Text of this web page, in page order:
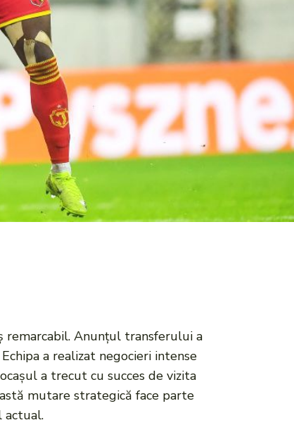
remarcabil. Anunțul transferului a
a realizat negocieri intense
a trecut cu succes de vizita
mutare strategică face parte
actual.